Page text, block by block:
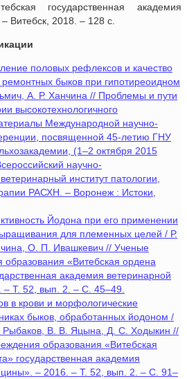
государственная академия
Витебск, 2018. – 128 с.
половых рефлексов и качество
быков при гипотиреоидном
А. Р. Ханчина // Проблемы и пути
высокотехнологичного
Международной научно-
посвященной 45-летию ГНУ
(1–2 октября 2015
научно-
институт патологии,
РАСХН. – Воронеж : Истоки,
Йодона при его применении
для племенных целей / Р.
О. П. Ивашкевич // Ученые
образования «Витебская ордена
академия ветеринарной
Т. 52, вып. 2. – С. 45–49.
в крови и морфологические
быков, обработанных йодоном /
В. В. Яцына, Д. С. Ходыкин //
образования «Витебская
государственная академия
– 2016. – Т. 52, вып. 2. – С. 91–